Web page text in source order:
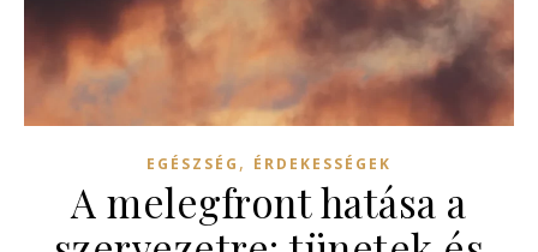
EGÉSZSÉG , ÉRDEKESSÉGEK
A melegfront hatása a